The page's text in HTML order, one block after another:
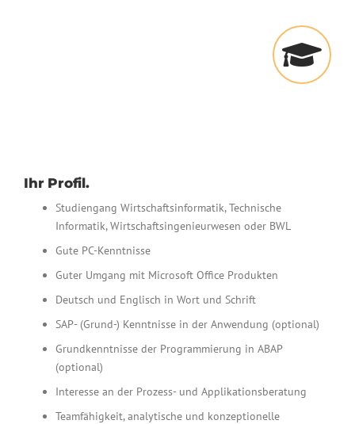
Ihr Profil.
Studiengang Wirtschaftsinformatik, Technische
Informatik, Wirtschaftsingenieurwesen oder BWL
Gute PC-Kenntnisse
Guter Umgang mit Microsoft Office Produkten
Deutsch und Englisch in Wort und Schrift
SAP- (Grund-) Kenntnisse in der Anwendung (optional)
Grundkenntnisse der Programmierung in ABAP
(optional)
Interesse an der Prozess- und Applikationsberatung
Teamfähigkeit, analytische und konzeptionelle